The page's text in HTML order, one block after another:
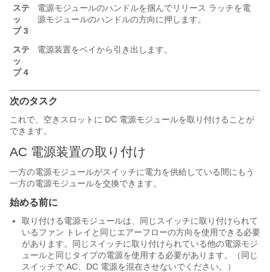
ステ
ッ
プ 3
電源モジュールのハンドルを掴んでリリース ラッチを電
源モジュールのハンドルの方向に押します。
ステ
ッ
プ 4
電源装置をベイから引き出します。
次のタスク
これで、空きスロットに DC 電源モジュールを取り付けることが
できます。
AC 電源装置の取り付け
一方の電源モジュールがスイッチに電力を供給している間にもう
一方の電源モジュールを交換できます。
始める前に
取り付ける電源モジュールは、同じスイッチに取り付けられて
いるファン トレイと同じエアーフローの方向を使用できる必要
があります。同じスイッチに取り付けられている他の電源モジ
ュールと同じタイプの電源を使用する必要があります。
（同じ
スイッチで AC、DC 電源を混在させないでください。）